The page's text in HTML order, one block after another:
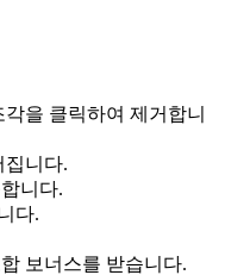
을 클릭하여 제거합니
집니다.
니다.
다.
보너스를 받습니다.